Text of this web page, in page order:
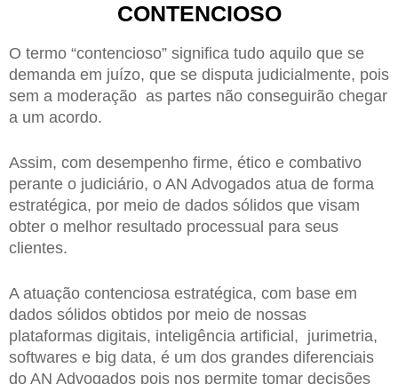
CONTENCIOSO
O termo “contencioso” significa tudo aquilo que se
demanda em juízo, que se disputa judicialmente, pois
sem a moderação as partes não conseguirão chegar
a um acordo.
Assim, com desempenho firme, ético e combativo
perante o judiciário, o AN Advogados atua de forma
estratégica, por meio de dados sólidos que visam
obter o melhor resultado processual para seus
clientes.
A atuação contenciosa estratégica, com base em
dados sólidos obtidos por meio de nossas
plataformas digitais, inteligência artificial, jurimetria,
softwares e big data, é um dos grandes diferenciais
do AN Advogados pois nos permite tomar decisões